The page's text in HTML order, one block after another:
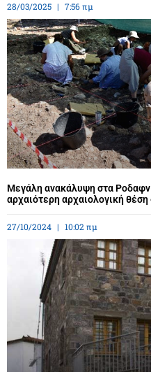
28/03/2025 7:56 πμ
Μεγάλη ανακάλυψη στα
αρχαιότερη αρχαιολογική
27/10/2024 10:02 πμ